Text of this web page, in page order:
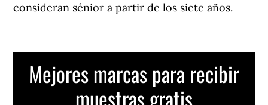
consideran sénior a partir de los siete años.
Mejores marcas para recibir
muestras gratis